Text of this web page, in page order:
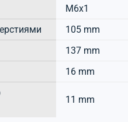
M6x1
105 mm
137 mm
16 mm
11 mm